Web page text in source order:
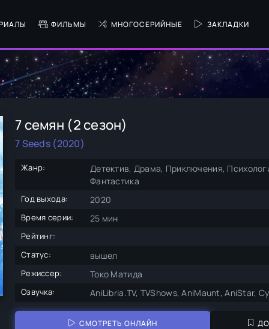
ФИЛЬМЫ МНОГОСЕРИЙНЫЕ ЗАКЛАДКИ
7 семян (2 сезон)
7 Seeds (2020)
Жанр:
Детектив, Драма, Приключения,
Фантастика
Год выхода: 2020
Время серии: 25 мин
Рейтинг:
Статус:
вышел
Режиссер: Токо Матида
Озвучка: AniLibria.TV, TVShows, AniMaunt, AniStar,
СМОТРЕТЬ ОНЛАЙН